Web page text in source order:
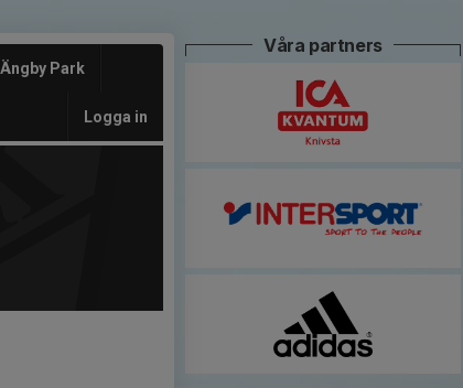
Ängby Park
Logga in
Våra partners